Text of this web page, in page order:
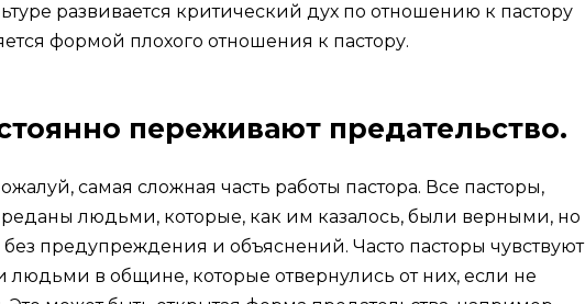
развивается критический дух по отношению к пастору
формой плохого отношения к пастору.
переживают предательство.
самая сложная часть работы пастора. Все пасторы,
людьми, которые, как им казалось, были верными, но
без предупреждения и объяснений. Часто пасторы чувствуют
людьми в общине, которые отвернулись от них, если не